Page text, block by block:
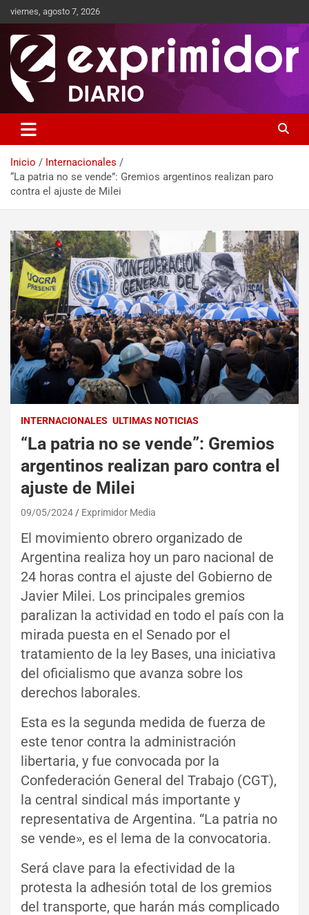
viernes, agosto 7, 2026
Exprimidor media
Inicio
Internacionales
“La patria no se vende”: Gremios argentinos realizan paro
contra el ajuste de Milei
INTERNACIONALES ULTIMAS NOTICIAS
“La patria no se vende”: Gremios
argentinos realizan paro contra el
ajuste de Milei
09/05/2024 Exprimidor Media
El movimiento obrero organizado de
Argentina realiza hoy un paro nacional de
24 horas contra el ajuste del Gobierno de
Javier Milei. Los principales gremios
paralizan la actividad en todo el país con la
mirada puesta en el Senado por el
tratamiento de la ley Bases, una iniciativa
del oficialismo que avanza sobre los
derechos laborales.
Esta es la segunda medida de fuerza de
este tenor contra la administración
libertaria, y fue convocada por la
Confederación General del Trabajo (CGT),
la central sindical más importante y
representativa de Argentina. “La patria no
se vende», es el lema de la convocatoria.
Será clave para la efectividad de la
protesta la adhesión total de los gremios
del transporte, que harán más complicado